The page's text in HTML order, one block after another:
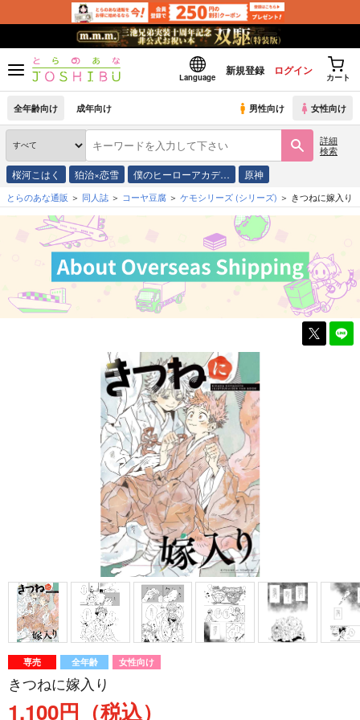
Language
新規登録 ログイン
カート
全年齢向け 成年向け 男性向け 女性向け
詳細
検索
桜河こはく 狛治×恋雪 僕のヒーローアカデ… 原神
とらのあな通販 同人誌 コーヤ豆腐 ケモシリーズ (シリーズ) きつねに嫁入り
専売 全年齢 女性向け
きつねに嫁入り
1,100円（税込）